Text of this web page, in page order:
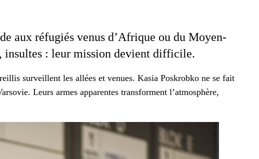
aux réfugiés venus d’Afrique ou du Moyen-
insultes : leur mis­sion devient dif­fi­cile.
sur­veil­lent les allées et venues. Kasia Poskrobko ne se fait
Leurs armes appar­entes trans­for­ment l’atmosphère,